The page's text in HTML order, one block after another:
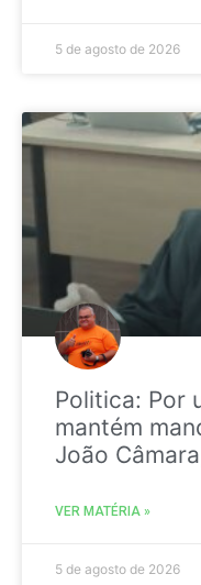
5 de agosto de 2026
Politica: Por
mantém
João
VER MATÉRIA »
5 de agosto de 2026